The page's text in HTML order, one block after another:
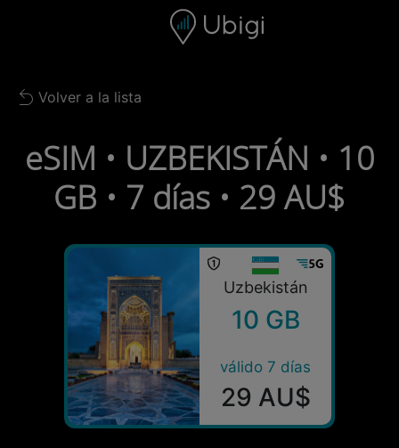
Barra de navegación
Back to list
Volver a la lista
eSIM • UZBEKISTÁN • 10
GB • 7 días • 29 AU$
Uzbekistán
10 GB
válido 7 días
29 AU$